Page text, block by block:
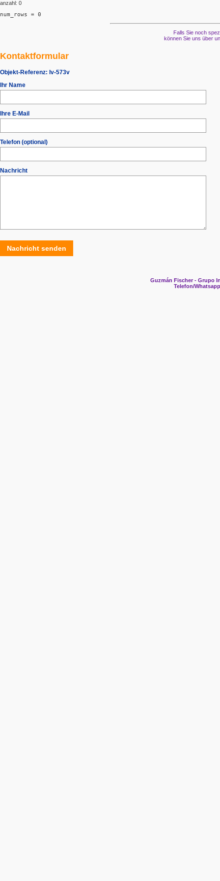
anzahl: 0
num_rows = 0
Falls Sie noch
können Sie uns über
Kontaktformular
Objekt-Referenz: lv-573v
Ihr Name
Ihre E-Mail
Telefon (optional)
Nachricht
Nachricht senden
Guzmán Fischer - Grupo
Telefon/